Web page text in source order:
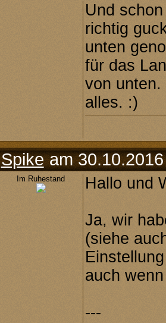
Und
richtig
unten
für das
von unten.
alles. :)
Spikeam 30.10.2016
Im Ruhestand Hallo und
Ja, wir
(siehe
auch
---